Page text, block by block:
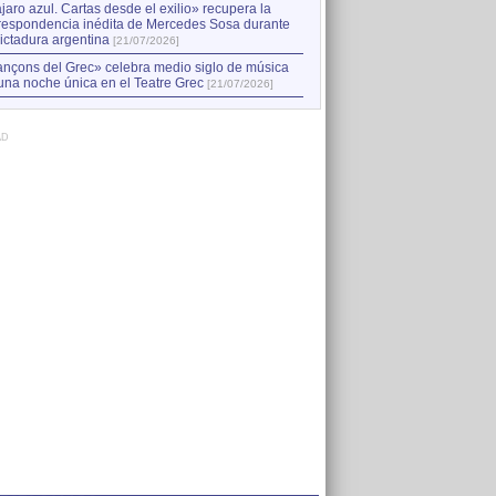
azul. Cartas desde el exilio» recupera la
inédita de Mercedes Sosa durante
argentina [21/07/2026]
del Grec» celebra medio siglo de música
noche única en el Teatre Grec [21/07/2026]